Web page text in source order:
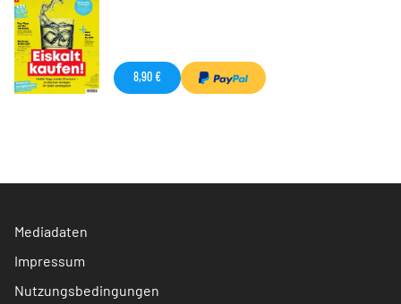
8,90 €
Mediadaten
Impressum
Nutzungsbedingungen